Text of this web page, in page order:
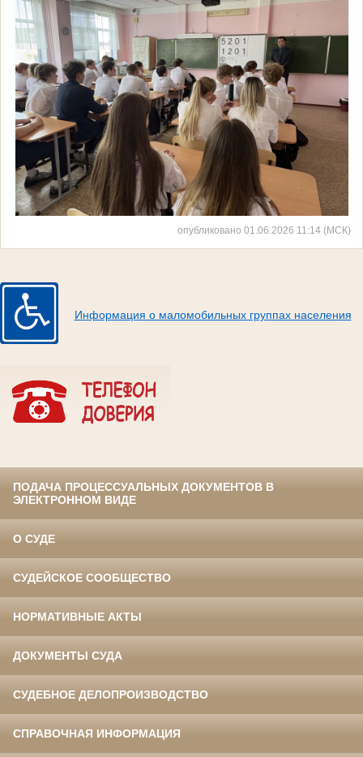
опубликовано 01.06.2026 11:14 (МСК)
Информация о маломобильных группах населения
ПОДАЧА ПРОЦЕССУАЛЬНЫХ ДОКУМЕНТОВ В
ЭЛЕКТРОННОМ ВИДЕ
О СУДЕ
СУДЕЙСКОЕ СООБЩЕСТВО
НОРМАТИВНЫЕ АКТЫ
ДОКУМЕНТЫ СУДА
СУДЕБНОЕ ДЕЛОПРОИЗВОДСТВО
СПРАВОЧНАЯ ИНФОРМАЦИЯ